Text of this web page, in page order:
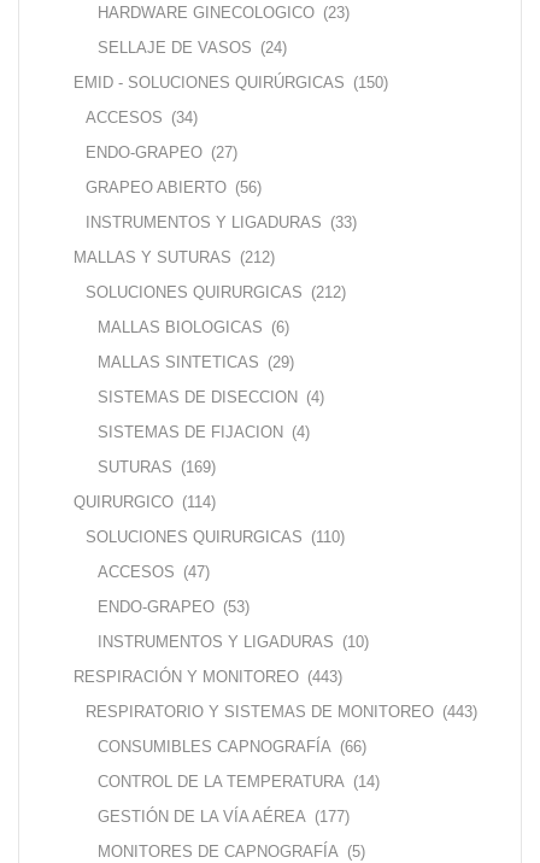
HARDWARE GINECOLOGICO (23)
SELLAJE DE VASOS (24)
EMID - SOLUCIONES QUIRÚRGICAS (150)
ACCESOS (34)
ENDO-GRAPEO (27)
GRAPEO ABIERTO (56)
INSTRUMENTOS Y LIGADURAS (33)
MALLAS Y SUTURAS (212)
SOLUCIONES QUIRURGICAS (212)
MALLAS BIOLOGICAS (6)
MALLAS SINTETICAS (29)
SISTEMAS DE DISECCION (4)
SISTEMAS DE FIJACION (4)
SUTURAS (169)
QUIRURGICO (114)
SOLUCIONES QUIRURGICAS (110)
ACCESOS (47)
ENDO-GRAPEO (53)
INSTRUMENTOS Y LIGADURAS (10)
RESPIRACIÓN Y MONITOREO (443)
RESPIRATORIO Y SISTEMAS DE MONITOREO (443)
CONSUMIBLES CAPNOGRAFÍA (66)
CONTROL DE LA TEMPERATURA (14)
GESTIÓN DE LA VÍA AÉREA (177)
MONITORES DE CAPNOGRAFÍA (5)